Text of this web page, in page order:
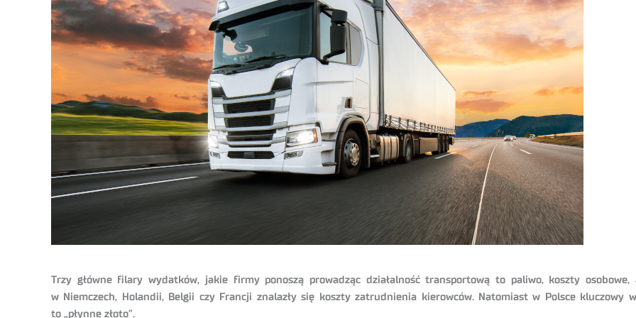
Trzy główne filary wydatków, jakie firmy ponoszą prowadząc działalność transportową to paliwo, koszty
w Niemczech, Holandii, Belgii czy Francji znalazły się koszty zatrudnienia kierowców. Natomiast w Polsce kluczowy
to „płynne złoto”.